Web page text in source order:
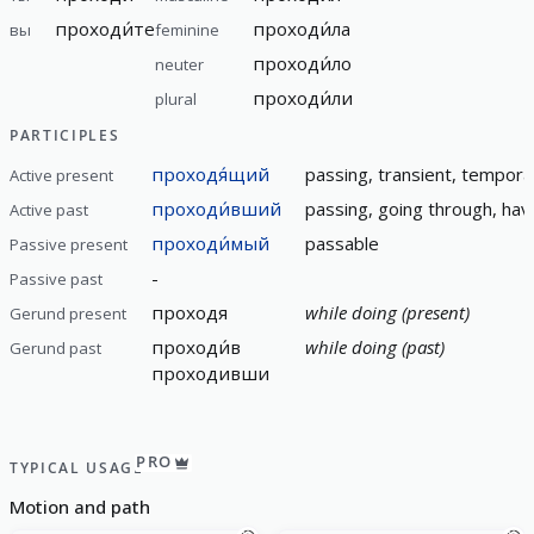
вы проходи́теfeminine проходи́ла
neuter проходи́ло
plural проходи́ли
PARTICIPLES
Active present проходя́щий passing, transient,
Active past проходи́вший passing, going through,
Passive present проходи́мый passable
Passive past -
Gerund present проходя while doing (present)
Gerund past
проходи́в
проходивши
while doing (past)
TYPICAL USAGEPRO
Motion and path